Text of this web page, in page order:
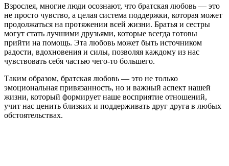
Взрослея, многие люди осознают, что братская любовь — это
не просто чувство, а целая система поддержки, которая может
продолжаться на протяжении всей жизни. Братья и сестры
могут стать лучшими друзьями, которые всегда готовы
прийти на помощь. Эта любовь может быть источником
радости, вдохновения и силы, позволяя каждому из нас
чувствовать себя частью чего-то большего.
Таким образом, братская любовь — это не только
эмоциональная привязанность, но и важный аспект нашей
жизни, который формирует наше восприятие отношений,
учит нас ценить близких и поддерживать друг друга в любых
обстоятельствах.